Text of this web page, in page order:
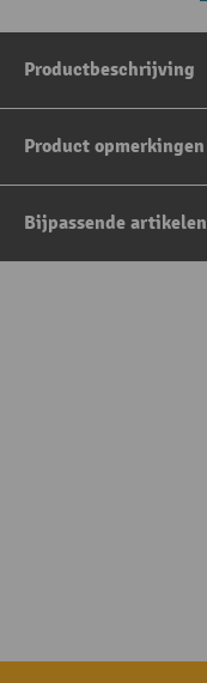
Productbeschrijving
Product opmerkingen
Bijpassende artikelen